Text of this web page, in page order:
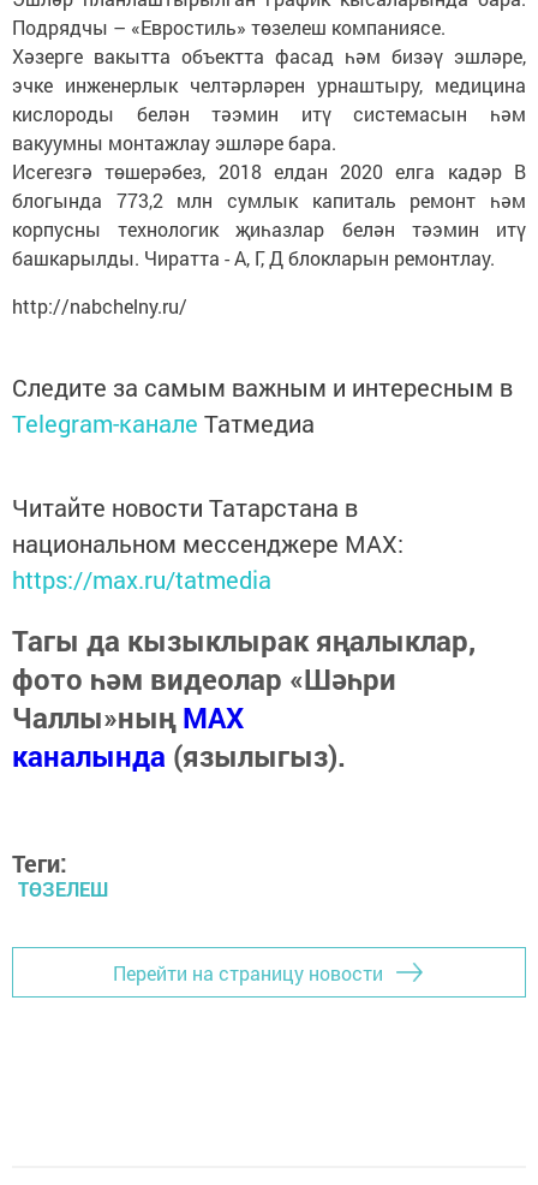
Подрядчы – «Евростиль» төзелеш компаниясе.
Хәзерге вакытта объектта фасад һәм бизәү эшләре,
эчке инженерлык челтәрләрен урнаштыру, медицина
кислороды белән тәэмин итү системасын һәм
вакуумны монтажлау эшләре бара.
Исегезгә төшерәбез, 2018 елдан 2020 елга кадәр В
блогында 773,2 млн сумлык капиталь ремонт һәм
корпусны технологик җиһазлар белән тәэмин итү
башкарылды. Чиратта - А, Г, Д блокларын ремонтлау.
http://nabchelny.ru/
Следите за самым важным и интересным в
Telegram-канале Татмедиа
Читайте новости Татарстана в
национальном мессенджере MАХ:
https://max.ru/tatmedia
Тагы да кызыклырак яңалыклар,
фото һәм видеолар «Шәһри
Чаллы»ныңMAX
каналында (язылыгыз).
Теги:
ТӨЗЕЛЕШ
Перейти на страницу новости